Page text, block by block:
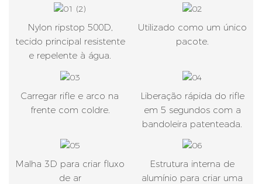
Nylon ripstop 500D,
tecido principal resistente
e repelente à água.
Utilizado como um único
pacote.
Carregar rifle e arco na
frente com coldre.
Liberação rápida do rifle
em 5 segundos com a
bandoleira patenteada.
Malha 3D para criar fluxo
de ar
Estrutura interna de
alumínio para criar uma